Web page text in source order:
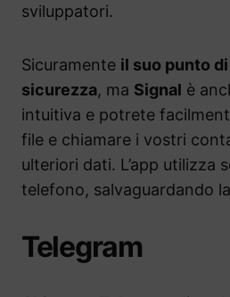
sviluppatori.
Sicuramente il suo punto
sicurezza, ma Signal è
intuitiva e potrete
file e chiamare i vostri
ulteriori dati. L’app utilizza
telefono, salvaguardando
Telegram